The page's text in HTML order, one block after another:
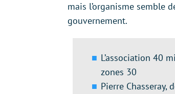
mais l’organisme semble
gouvernement.
L’association 40
zones 30
Pierre Chasseray,